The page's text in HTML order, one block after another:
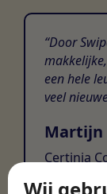
Wij
Door
een hele
veel
Martijn
Certinia